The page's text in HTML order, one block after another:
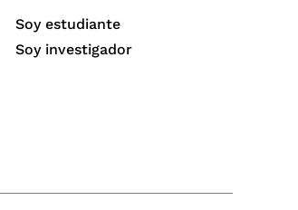
Soy estudiante
Soy investigador